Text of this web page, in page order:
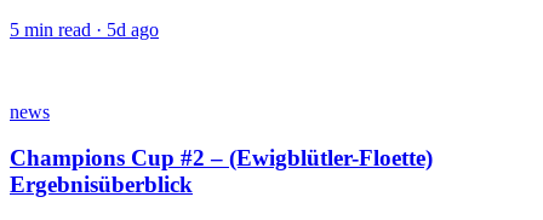
5 min read · 5d ago
news
Champions Cup #2 – (Ewigblütler-Floette)
Ergebnisüberblick